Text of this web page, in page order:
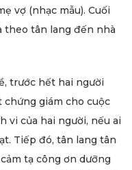
vợ (nhạc mẫu). Cuối
theo tân lang đến nhà
trước hết hai người
giám cho cuộc
vi của hai người, nếu ai
Tiếp đó, tân lang tân
tạ công ơn dưỡng